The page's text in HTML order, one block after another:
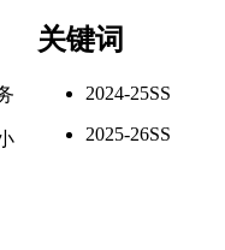
关键词
2024-25SS
2025-26SS